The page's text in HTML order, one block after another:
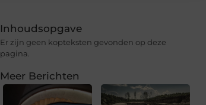
Inhoudsopgave
Er zijn geen kopteksten gevonden op deze
pagina.
Meer Berichten